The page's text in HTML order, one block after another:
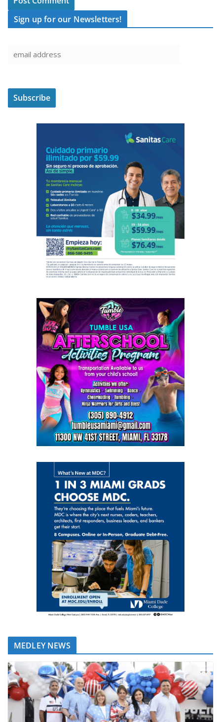
Sign up for our Newsletters!
MEDLEY NEWS